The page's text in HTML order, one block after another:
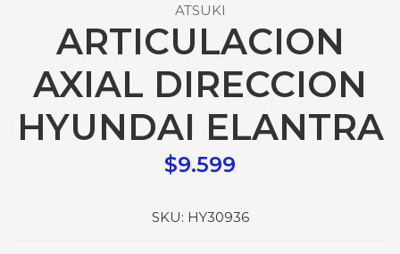
ATSUKI
ARTICULACION
AXIAL DIRECCION
HYUNDAI ELANTRA
$9.599
SKU: HY30936